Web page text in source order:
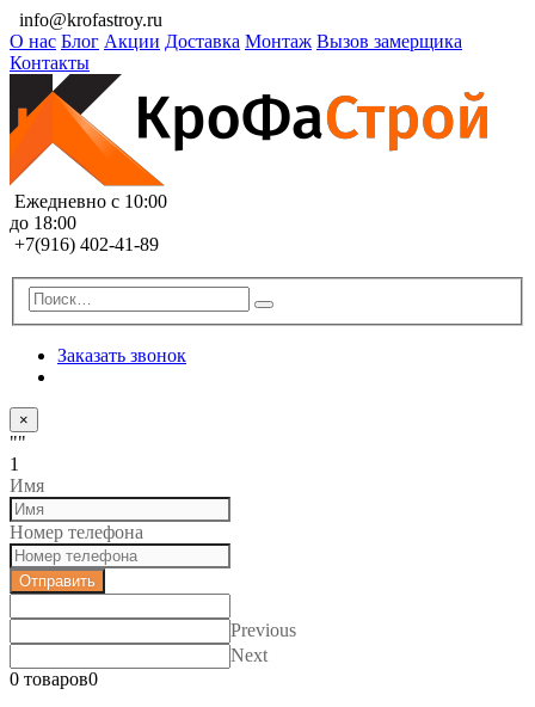
info@krofastroy.ru
О нас Блог Акции Доставка Монтаж Вызов замерщика
Контакты
Ежедневно с 10:00
до 18:00
+7(916) 402-41-89
Заказать звонок
×
""
1
Имя
Номер телефона
Отправить
Previous
Next
0 товаров0